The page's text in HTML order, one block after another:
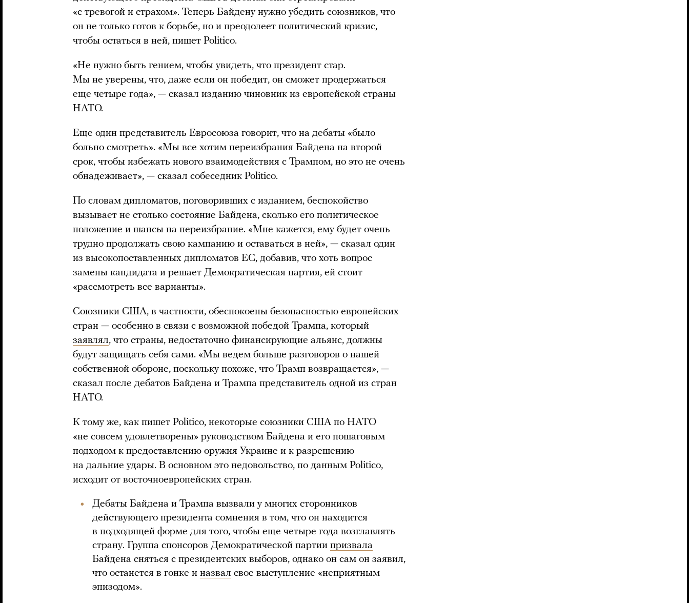
«с тревогой и страхом». Теперь Байдену нужно убедить союзников, что
он не только готов к борьбе, но и преодолеет политический кризис,
чтобы остаться в ней, пишет Politico.
«Не нужно быть гением, чтобы увидеть, что президент стар.
Мы не уверены, что, даже если он победит, он сможет продержаться
еще четыре года», — сказал изданию чиновник из европейской страны
НАТО.
Еще один представитель Евросоюза говорит, что на дебаты «было
больно смотреть». «Мы все хотим переизбрания Байдена на второй
срок, чтобы избежать нового взаимодействия с Трампом, но это не очень
обнадеживает», — сказал собеседник Politico.
По словам дипломатов, поговоривших с изданием, беспокойство
вызывает не столько состояние Байдена, сколько его политическое
положение и шансы на переизбрание. «Мне кажется, ему будет очень
трудно продолжать свою кампанию и оставаться в ней», — сказал один
из высокопоставленных дипломатов ЕС, добавив, что хоть вопрос
замены кандидата и решает Демократическая партия, ей стоит
«рассмотреть все варианты».
Союзники США, в частности, обеспокоены безопасностью европейских
стран — особенно в связи с возможной победой Трампа, который
заявлял, что страны, недостаточно финансирующие альянс, должны
будут защищать себя сами. «Мы ведем больше разговоров о нашей
собственной обороне, поскольку похоже, что Трамп возвращается», —
сказал после дебатов Байдена и Трампа представитель одной из стран
НАТО.
К тому же, как пишет Politico, некоторые союзники США по НАТО
«не совсем удовлетворены» руководством Байдена и его пошаговым
подходом к предоставлению оружия Украине и к разрешению
на дальние удары. В основном это недовольство, по данным Politico,
исходит от восточноевропейских стран.
Дебаты Байдена и Трампа вызвали у многих сторонников
действующего президента сомнения в том, что он находится
в подходящей форме для того, чтобы еще четыре года возглавлять
страну. Группа спонсоров Демократической партии призвала
Байдена сняться с президентских выборов, однако он сам он заявил,
что останется в гонке и назвал свое выступление «неприятным
эпизодом».